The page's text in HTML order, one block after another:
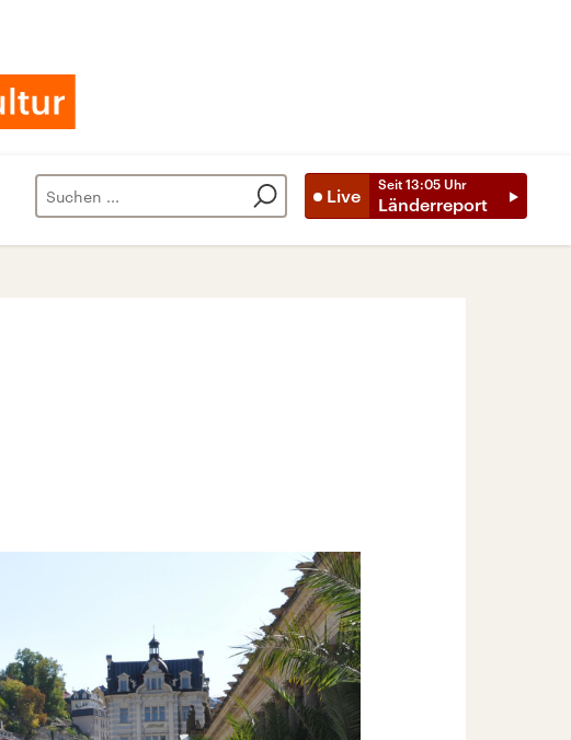
Live
Seit 13:05 Uhr
Länderreport